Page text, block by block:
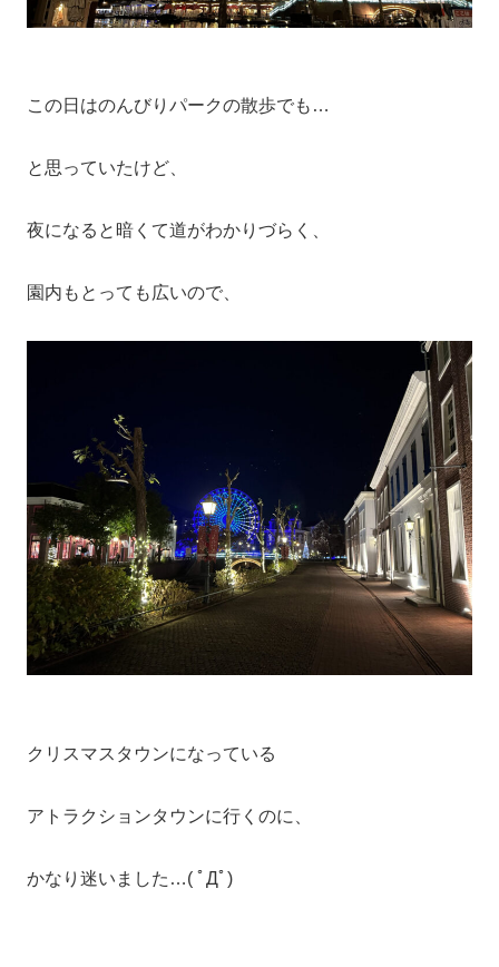
この日はのんびりパークの散歩でも…
と思っていたけど、
夜になると暗くて道がわかりづらく、
園内もとっても広いので、
クリスマスタウンになっている
アトラクションタウンに行くのに、
かなり迷いました…( ﾟДﾟ)